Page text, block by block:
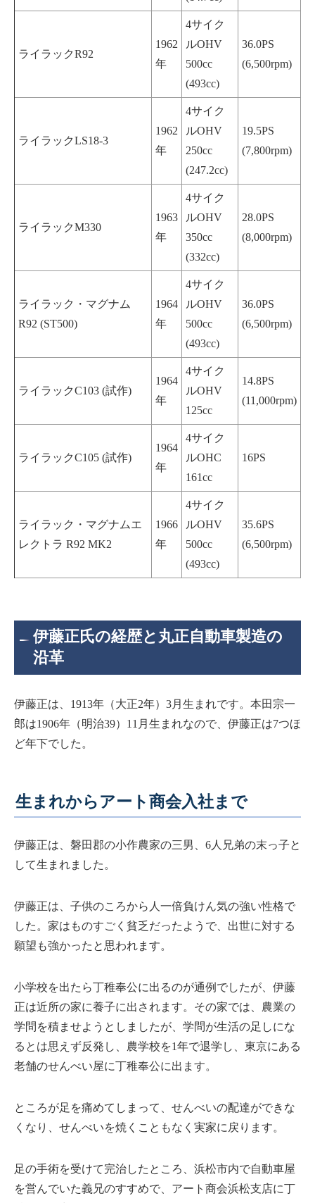
ライラックR92
1962
年
4サイク
ルOHV
500cc
(493cc)
36.0PS
(6,500rpm)
ライラックLS18-3
1962
年
4サイク
ルOHV
250cc
(247.2cc)
19.5PS
(7,800rpm)
ライラックM330
1963
年
4サイク
ルOHV
350cc
(332cc)
28.0PS
(8,000rpm)
ライラック・マグナム
R92 (ST500)
1964
年
4サイク
ルOHV
500cc
(493cc)
36.0PS
(6,500rpm)
ライラックC103 (試作)
1964
年
4サイク
ルOHV
125cc
14.8PS
(11,000rpm)
ライラックC105 (試作)
1964
年
4サイク
ルOHC
161cc
16PS
ライラック・マグナムエ
レクトラ R92 MK2
1966
年
4サイク
ルOHV
500cc
(493cc)
35.6PS
(6,500rpm)
伊藤正氏の経歴と丸正自動車製造の
沿革
伊藤正は、1913年（大正2年）3月生まれです。本田宗一
郎は1906年（明治39）11月生まれなので、伊藤正は7つほ
ど年下でした。
生まれからアート商会入社まで
伊藤正は、磐田郡の小作農家の三男、6人兄弟の末っ子と
して生まれました。
伊藤正は、子供のころから人一倍負けん気の強い性格で
した。家はものすごく貧乏だったようで、出世に対する
願望も強かったと思われます。
小学校を出たら丁稚奉公に出るのが通例でしたが、伊藤
正は近所の家に養子に出されます。その家では、農業の
学問を積ませようとしましたが、学問が生活の足しにな
るとは思えず反発し、農学校を1年で退学し、東京にある
老舗のせんべい屋に丁稚奉公に出ます。
ところが足を痛めてしまって、せんべいの配達ができな
くなり、せんべいを焼くこともなく実家に戻ります。
足の手術を受けて完治したところ、浜松市内で自動車屋
を営んでいた義兄のすすめで、アート商会浜松支店に丁